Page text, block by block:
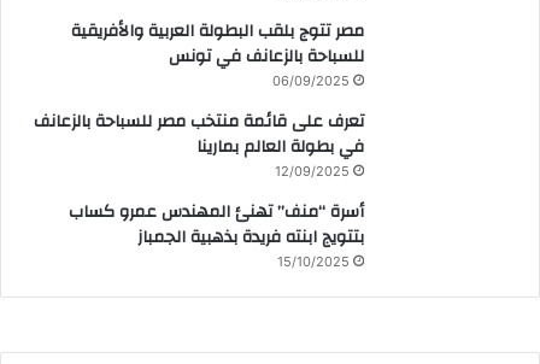
مصر تتوج بلقب البطولة العربية والأفريقية
للسباحة بالزعانف في تونس
06/09/2025
تعرف على قائمة منتخب مصر للسباحة بالزعانف
في بطولة العالم بمارينا
12/09/2025
أسرة “منف” تهنئ المهندس عمرو كساب
بتتويج ابنته فريدة بذهبية الجمباز
15/10/2025